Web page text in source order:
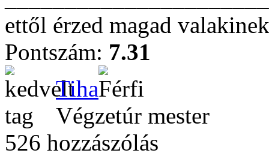
ettől érzed magad
Pontszám: 7.31
Tiha
Végzetúr mester
526 hozzászólás